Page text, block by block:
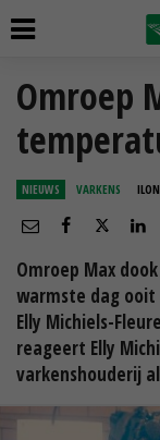
Omroep
NIEUWS VARKENS
Omroep Max
warmste dag
Elly Michiels-
reageert Elly
varkenshouderij